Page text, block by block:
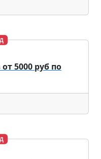
5000 руб по